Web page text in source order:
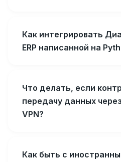
Как интегрировать
ERP написанной на
Что делать, если
передачу данных
VPN?
Как быть с